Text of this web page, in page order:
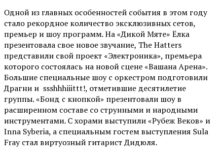
Одной из главных особенностей события в этом году
стало рекордное количество эксклюзивных сетов,
премьер и шоу программ. На «Дикой Мяте» Ёлка
презентовала свое новое звучание, The Hatters
представили свой проект «Электроника», премьера
которого состоялась на новой сцене «Вашана Арена».
Большие специальные шоу с оркестром подготовили
Драгни и ssshhhiiittt!, отметившие десятилетие
группы. «Бонд с кнопкой» презентовали шоу в
расширенном составе со струнными и народными
инструментами. С хорами выступили «Рубеж Веков» и
Inna Syberia, а специальным гостем выступления Sula
Fray стал виртуозный гитарист Дидюля.